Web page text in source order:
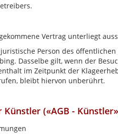
Vertrag unterliegt
Person des
Dasselbe gilt, wenn der
im Zeitpunkt der
bleibt hiervon unberührt.
(«AGB -